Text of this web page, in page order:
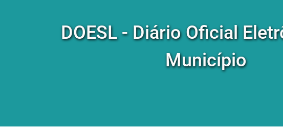
DOESL - Diário Oficial
Município